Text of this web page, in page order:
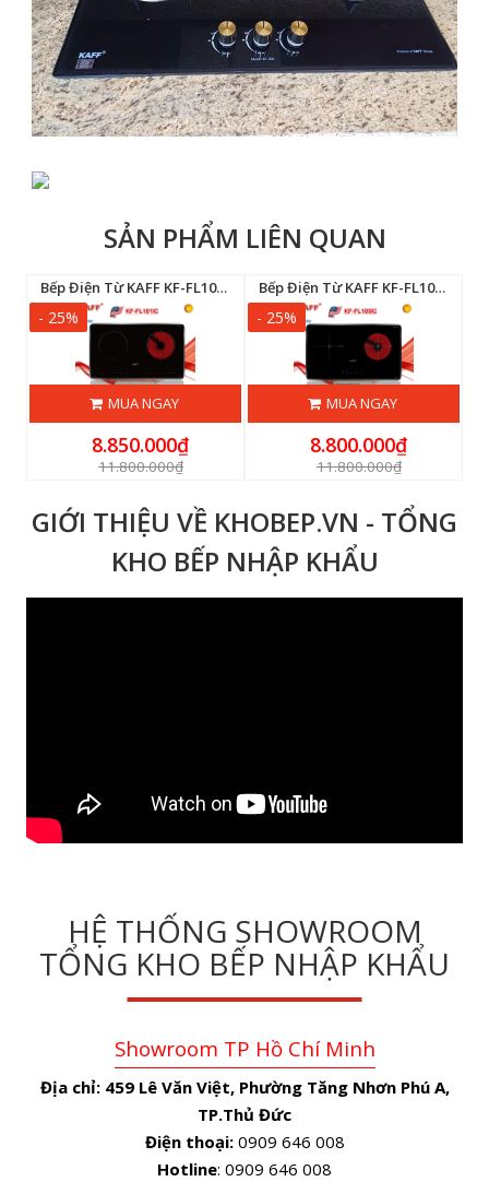
SẢN PHẨM LIÊN QUAN
Bếp Điện Từ KAFF KF-FL101IC
- 25%
MUA NGAY
8.850.000₫
11.800.000₫
Bếp Điện Từ KAFF KF-FL105IC
- 25%
MUA NGAY
8.800.000₫
11.800.000₫
GIỚI THIỆU VỀ KHOBEP.VN - TỔNG
KHO BẾP NHẬP KHẨU
HỆ THỐNG SHOWROOM
TỔNG KHO BẾP NHẬP KHẨU
Showroom TP Hồ Chí Minh
Địa chỉ: 459 Lê Văn Việt, Phường Tăng Nhơn Phú A,
TP.Thủ Đức
Điện thoại:0909 646 008
Hotline: 0909 646 008